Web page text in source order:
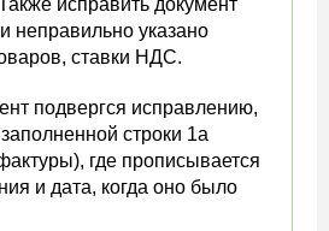
исправить документ
неправильно указано
ставки НДС.
подвергся исправлению,
строки 1а
где прописывается
и дата, когда оно было